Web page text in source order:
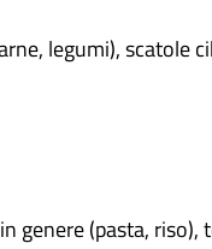
legumi), scatole
genere (pasta, riso),